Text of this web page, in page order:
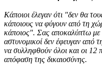
Κάποιοι έλεγαν ότι "δεν θα
κάποιους να φύγουν από τη
κάποιος". Σας αποκαλύπτω με
αστυνομικοί δεν έφευγαν από
να συλληφθούν όλοι και οι 12
απόφαση της δικαιοσύνης.